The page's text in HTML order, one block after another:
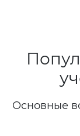
Основные